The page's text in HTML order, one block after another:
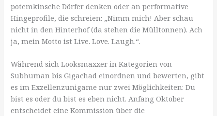
potemkinsche Dörfer denken oder an performative
Hingeprofile, die schreien: „Nimm mich! Aber schau
nicht in den Hinterhof (da stehen die Mülltonnen). Ach
ja, mein Motto ist Live. Love. Laugh.“.
Während sich Looksmaxxer in Kategorien von
Subhuman bis Gigachad einordnen und bewerten, gibt
es im Exzellenzunigame nur zwei Möglichkeiten: Du
bist es oder du bist es eben nicht. Anfang Oktober
entscheidet eine Kommission über die